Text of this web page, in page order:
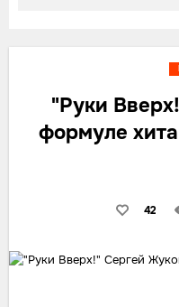
"Руки
формуле
42